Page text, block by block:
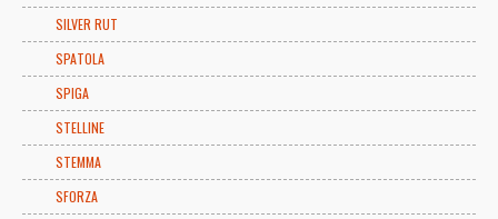
SILVER RUT
SPATOLA
SPIGA
STELLINE
STEMMA
SFORZA